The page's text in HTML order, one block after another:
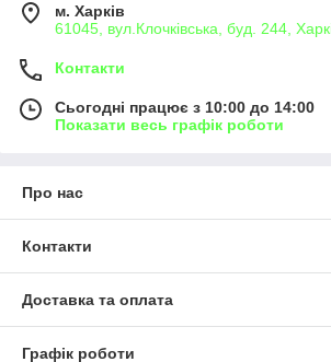
м. Харків
61045, вул.Клочківська, буд. 244,
Контакти
Сьогодні працює з 10:00 до 14:00
Показати весь графік роботи
Про нас
Контакти
Доставка та оплата
Графік роботи